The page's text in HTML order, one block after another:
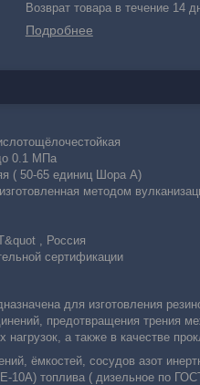
возврат товара в течение 14
Подробнее
0.1 МПа
( 50-65 единиц Шора А)
методом
, Россия
сертификации
для изготовления
предотвращения трения
а также в качестве
ёмкостей, сосудов азот
топлива ( дизельное по